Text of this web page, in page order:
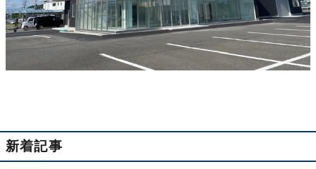
新着記事